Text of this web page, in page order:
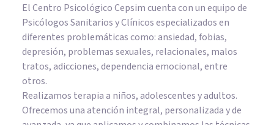
El Centro Psicológico Cepsim cuenta con un equipo de
Psicólogos Sanitarios y Clínicos especializados en
diferentes problemáticas como: ansiedad, fobias,
depresión, problemas sexuales, relacionales, malos
tratos, adicciones, dependencia emocional, entre
otros.
Realizamos terapia a niños, adolescentes y adultos.
Ofrecemos una atención integral, personalizada y de